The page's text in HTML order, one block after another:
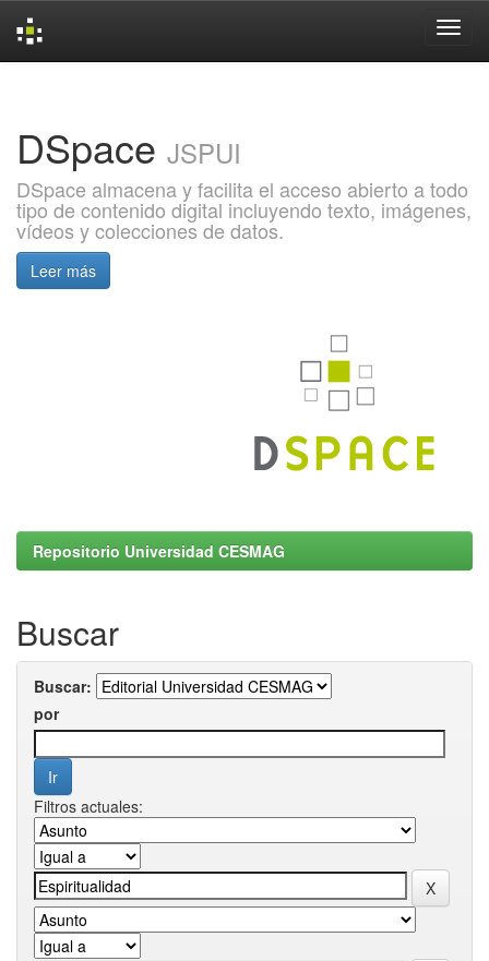
DSpace JSPUI
DSpace almacena y facilita el acceso abierto a todo
tipo de contenido digital incluyendo texto, imágenes,
vídeos y colecciones de datos.
Leer más
Repositorio Universidad CESMAG
Buscar
Buscar:
por
Filtros actuales: